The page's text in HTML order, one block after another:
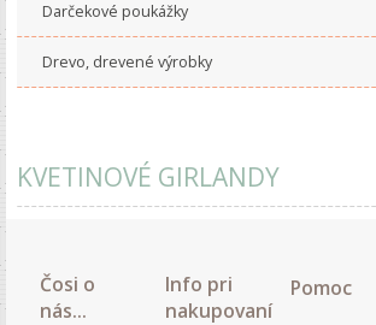
Darčekové poukážky
Drevo, drevené výrobky
KVETINOVÉ GIRLANDY
Čosi o
nás...
Info pri
nakupovaní
Pomoc